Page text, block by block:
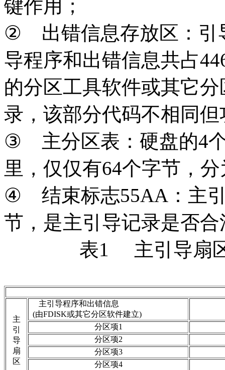
键作用；
②
出错信息存放区：
导程序和出错信息共占
的分区工具软件或其它
录，该部分代码不相同
③
主分区表：硬盘的4
里，仅仅有64个字节，
④
结束标志55AA：主
节，是主引导记录是否
表1 主引导扇
主
引
导
扇
区
主引导程序和出错信息
(由FDISK或其它分区软件建立)
分区项1
分区项2
分区项3
分区项4